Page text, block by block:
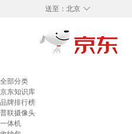
◇
送至： 北京
全部分类
京东知识库
品牌排行榜
普联摄像头
一体机